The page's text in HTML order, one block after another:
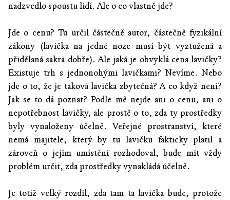
nadzvedlo spoustu lidí. Ale o co vlastně jde?
Jde o cenu? Tu určil částečně autor, částečně fyzikální
zákony (lavička na jedné noze musí být vyztužená a
přidělaná sakra dobře). Ale jaká je obvyklá cena lavičky?
Existuje trh s jednonohými lavičkami? Nevíme. Nebo
jde o to, že je taková lavička zbytečná? A co když není?
Jak se to dá poznat? Podle mě nejde ani o cenu, ani o
nepotřebnost lavičky, ale prostě o to, zda ty prostředky
byly vynaloženy účelně. Veřejné prostranství, které
nemá majitele, který by tu lavičku fakticky platil a
zároveň o jejím umístění rozhodoval, bude mít vždy
problém určit, zda prostředky vynakládá účelně.
Je totiž velký rozdíl, zda tam ta lavička bude, protože